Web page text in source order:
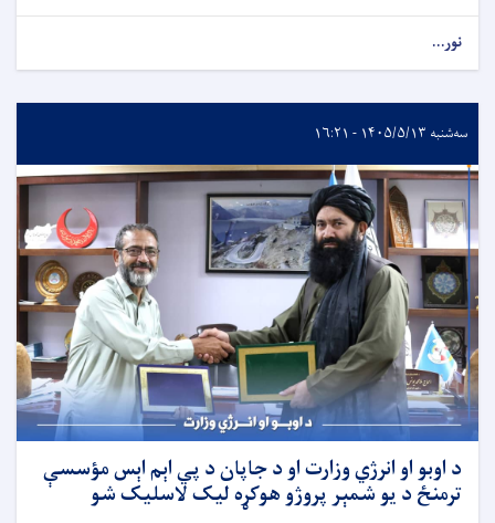
نور...
سه‌شنبه ۱۴۰۵/۵/۱۳ - ۱۶:۲۱
د اوبو او انرژي وزارت او د جاپان د پي اېم اېس مؤسسې
ترمنځ د یو شمېر پروژو هوکړه لیک لاسلیک شو